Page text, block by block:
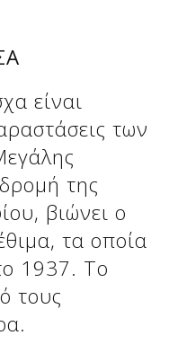
είναι
των
της
βιώνει ο
τα οποία
1937. Το
τους